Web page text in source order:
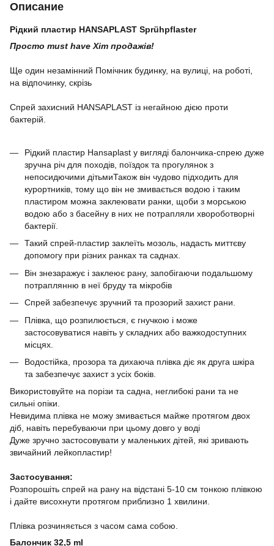
Описание
Рідкий пластир HANSAPLAST Sprühpflaster
Просто must havе Хіт продажів!
Ще один незамінний Помічник будинку, на вулиці, на роботі,
на відпочинку, скрізь
Спрей захисний HANSAPLAST із негайною дією проти
бактерій.
Рідкий пластир Hansaplast у вигляді балончика-спрею дуже
зручна річ для походів, поїздок та прогулянок з
непосидючими дітьмиТакож він чудово підходить для
курортників, тому що він не змивається водою і таким
пластиром можна заклеювати ранки, щоби з морською
водою або з басейну в них не потрапляли хвороботворні
бактерії.
Такий спрей-пластир заклеїть мозоль, надасть миттєву
допомогу при різних ранках та саднах.
Він знезаражує і заклеює рану, запобігаючи подальшому
потраплянню в неї бруду та мікробів
Спрей забезпечує зручний та прозорий захист рани.
Плівка, що розпилюється, є гнучкою і може
застосовуватися навіть у складних або важкодоступних
місцях.
Водостійка, прозора та дихаюча плівка діє як друга шкіра
та забезпечує захист з усіх боків.
Використовуйте на порізи та садна, неглибокі рани та не
сильні опіки.
Невидима плівка не можу змивається майже протягом двох
діб, навіть перебуваючи при цьому довго у воді⠀
Дуже зручно застосовувати у маленьких дітей, які зривають
звичайний лейкопластир!
Застосування:
Розпорошіть спрей на рану на відстані 5-10 см тонкою плівкою
і дайте висохнути протягом приблизно 1 хвилини.
Плівка розчиняється з часом сама собою.
Балончик 32,5 ml